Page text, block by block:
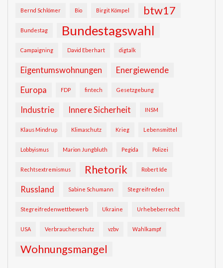
Bernd Schlömer Bio Birgit Kömpel btw17
Bundestag Bundestagswahl
Campaigning David Eberhart digtalk
Eigentumswohnungen
Energiewende
Europa
FDP fintech Gesetzgebung
Industrie Innere Sicherheit INSM
Klaus Mindrup Klimaschutz Krieg Lebensmittel
Lobbyismus Marion Jungbluth Pegida Polizei
Rechtsextremismus Rhetorik Robert Ide
Russland Sabine Schumann Stegreifreden
Stegreifredenwettbewerb Ukraine Urhebeberrecht
USA Verbraucherschutz vzbv Wahlkampf
Wohnungsmangel